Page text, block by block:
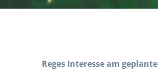
Reges Interesse am